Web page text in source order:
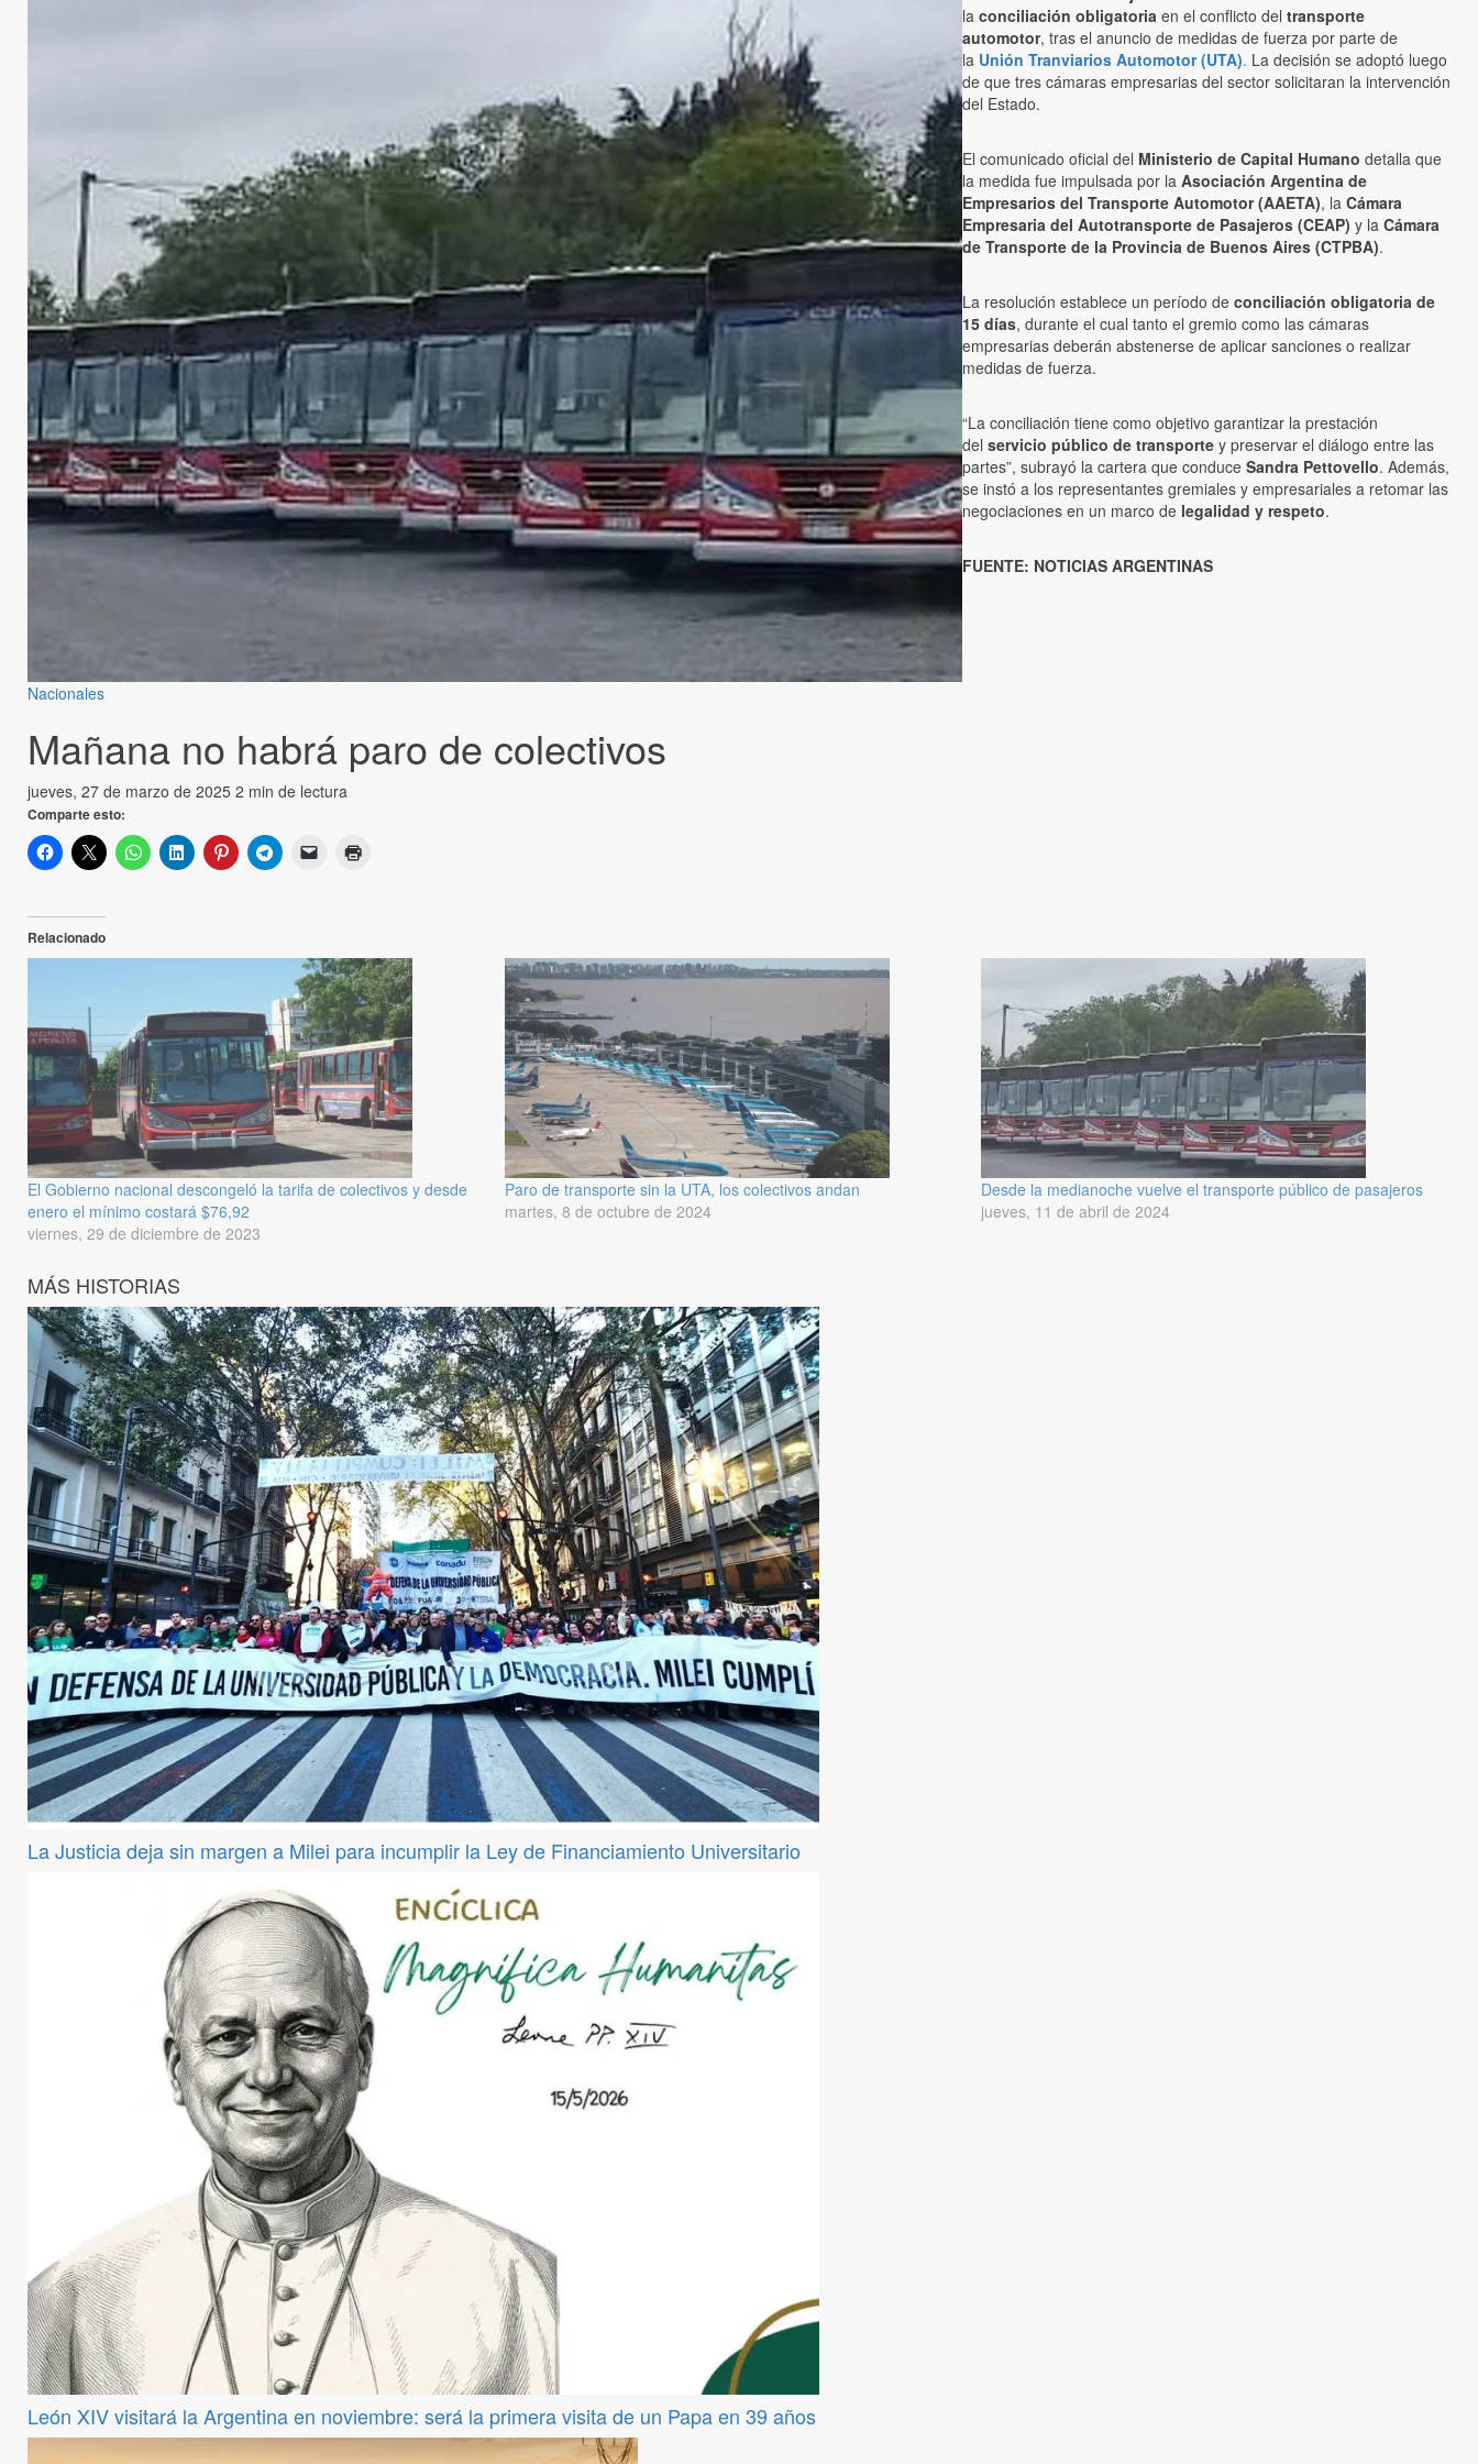
Nacionales
Mañana no habrá paro de colectivos
jueves, 27 de marzo de 2025 2 min de lectura
Comparte esto:
la conciliación obligatoria en el conflicto del transporte
automotor, tras el anuncio de medidas de fuerza por parte de
la Unión Tranviarios Automotor (UTA). La decisión se adoptó luego
de que tres cámaras empresarias del sector solicitaran la intervención
del Estado.
El comunicado oficial del Ministerio de Capital Humano detalla que
la medida fue impulsada por la Asociación Argentina de
Empresarios del Transporte Automotor (AAETA), la Cámara
Empresaria del Autotransporte de Pasajeros (CEAP) y la Cámara
de Transporte de la Provincia de Buenos Aires (CTPBA).
La resolución establece un período de conciliación obligatoria de
15 días, durante el cual tanto el gremio como las cámaras
empresarias deberán abstenerse de aplicar sanciones o realizar
medidas de fuerza.
“La conciliación tiene como objetivo garantizar la prestación
del servicio público de transporte y preservar el diálogo entre las
partes”, subrayó la cartera que conduce Sandra Pettovello. Además,
se instó a los representantes gremiales y empresariales a retomar las
negociaciones en un marco de legalidad y respeto.
FUENTE: NOTICIAS ARGENTINAS
Relacionado
El Gobierno nacional descongeló la tarifa de colectivos y desde
enero el mínimo costará $76,92
viernes, 29 de diciembre de 2023
Paro de transporte sin la UTA, los colectivos andan
martes, 8 de octubre de 2024
Desde la medianoche vuelve el transporte público de pasajeros
jueves, 11 de abril de 2024
MÁS HISTORIAS
La Justicia deja sin margen a Milei para incumplir la Ley de Financiamiento Universitario
León XIV visitará la Argentina en noviembre: será la primera visita de un Papa en 39 años